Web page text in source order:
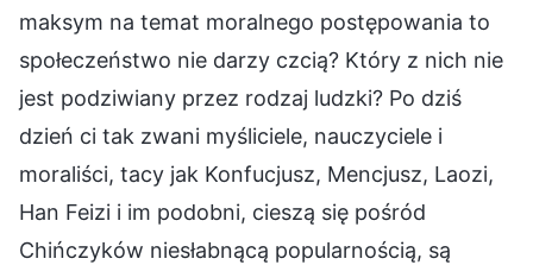
maksym na temat moralnego postępowania to
społeczeństwo nie darzy czcią? Który z nich nie
jest podziwiany przez rodzaj ludzki? Po dziś
dzień ci tak zwani myśliciele, nauczyciele i
moraliści, tacy jak Konfucjusz, Mencjusz, Laozi,
Han Feizi i im podobni, cieszą się pośród
Chińczyków niesłabnącą popularnością, są